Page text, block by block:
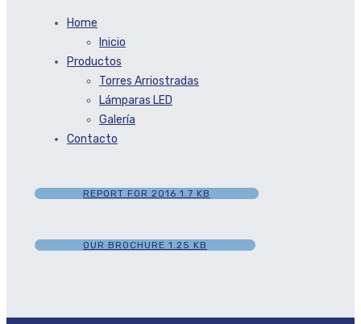
Home
Inicio
Productos
Torres Arriostradas
Lámparas LED
Galería
Contacto
REPORT FOR 2016 1.7 KB
OUR BROCHURE 1.25 KB